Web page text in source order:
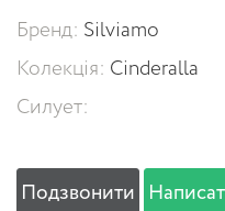
Бренд: Silviamo
Колекція: Cinderalla
Силует:
Подзвонити